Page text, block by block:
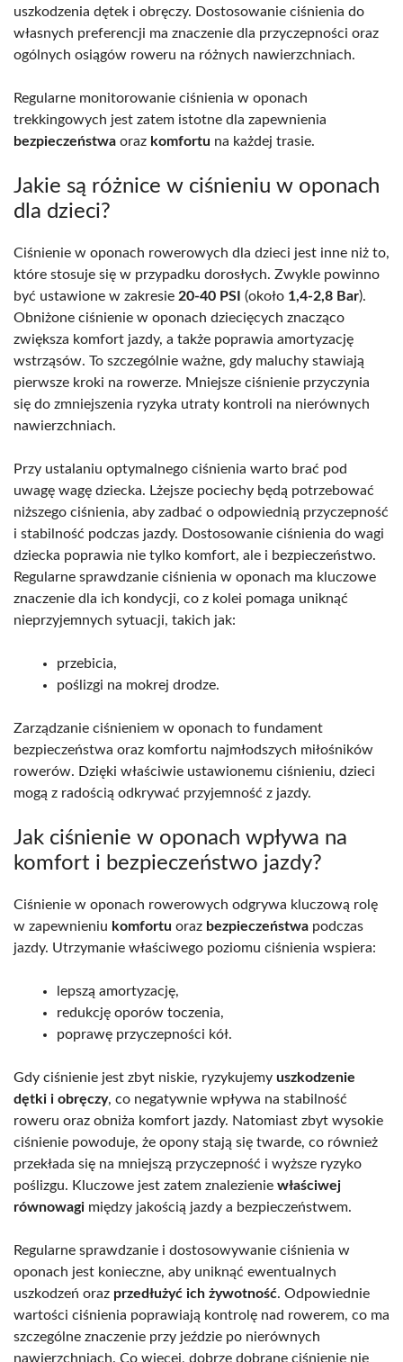
uszkodzenia dętek i obręczy. Dostosowanie ciśnienia do
własnych preferencji ma znaczenie dla przyczepności oraz
ogólnych osiągów roweru na różnych nawierzchniach.
Regularne monitorowanie ciśnienia w oponach
trekkingowych jest zatem istotne dla zapewnienia
bezpieczeństwa oraz komfortu na każdej trasie.
Jakie są różnice w ciśnieniu w oponach
dla dzieci?
Ciśnienie w oponach rowerowych dla dzieci jest inne niż to,
które stosuje się w przypadku dorosłych. Zwykle powinno
być ustawione w zakresie 20-40 PSI (około 1,4-2,8 Bar).
Obniżone ciśnienie w oponach dziecięcych znacząco
zwiększa komfort jazdy, a także poprawia amortyzację
wstrząsów. To szczególnie ważne, gdy maluchy stawiają
pierwsze kroki na rowerze. Mniejsze ciśnienie przyczynia
się do zmniejszenia ryzyka utraty kontroli na nierównych
nawierzchniach.
Przy ustalaniu optymalnego ciśnienia warto brać pod
uwagę wagę dziecka. Lżejsze pociechy będą potrzebować
niższego ciśnienia, aby zadbać o odpowiednią przyczepność
i stabilność podczas jazdy. Dostosowanie ciśnienia do wagi
dziecka poprawia nie tylko komfort, ale i bezpieczeństwo.
Regularne sprawdzanie ciśnienia w oponach ma kluczowe
znaczenie dla ich kondycji, co z kolei pomaga uniknąć
nieprzyjemnych sytuacji, takich jak:
przebicia,
poślizgi na mokrej drodze.
Zarządzanie ciśnieniem w oponach to fundament
bezpieczeństwa oraz komfortu najmłodszych miłośników
rowerów. Dzięki właściwie ustawionemu ciśnieniu, dzieci
mogą z radością odkrywać przyjemność z jazdy.
Jak ciśnienie w oponach wpływa na
komfort i bezpieczeństwo jazdy?
Ciśnienie w oponach rowerowych odgrywa kluczową rolę
w zapewnieniu komfortu oraz bezpieczeństwa podczas
jazdy. Utrzymanie właściwego poziomu ciśnienia wspiera:
lepszą amortyzację,
redukcję oporów toczenia,
poprawę przyczepności kół.
Gdy ciśnienie jest zbyt niskie, ryzykujemy uszkodzenie
dętki i obręczy, co negatywnie wpływa na stabilność
roweru oraz obniża komfort jazdy. Natomiast zbyt wysokie
ciśnienie powoduje, że opony stają się twarde, co również
przekłada się na mniejszą przyczepność i wyższe ryzyko
poślizgu. Kluczowe jest zatem znalezienie właściwej
równowagi między jakością jazdy a bezpieczeństwem.
Regularne sprawdzanie i dostosowywanie ciśnienia w
oponach jest konieczne, aby uniknąć ewentualnych
uszkodzeń oraz przedłużyć ich żywotność. Odpowiednie
wartości ciśnienia poprawiają kontrolę nad rowerem, co ma
szczególne znaczenie przy jeździe po nierównych
nawierzchniach. Co więcej, dobrze dobrane ciśnienie nie